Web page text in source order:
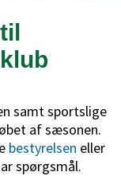
samt sportslige
af sæsonen.
bestyrelsen eller
spørgsmål.